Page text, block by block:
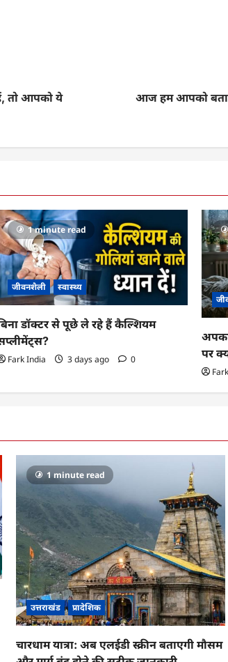
तो आपको ये
आज हम आपको
1 minute read
जीवनशैली स्वास्थ्य
डॉक्टर से पूछे ले रहे हैं कैल्शियम
Fark India 3 days ago 0
पर
1 minute read
उत्तराखंड प्रादेशिक
चारधाम यात्रा: अब एलईडी स्क्रीन बताएगी मौसम